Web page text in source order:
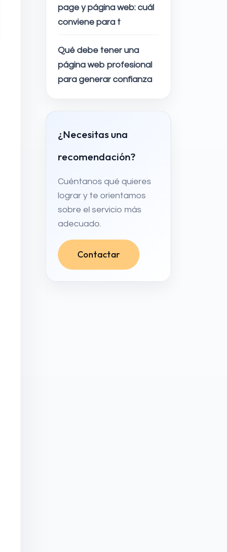
page y página web: cuál
conviene para t
Qué debe tener una
página web profesional
para generar confianza
¿Necesitas una
recomendación?
Cuéntanos qué quieres
lograr y te orientamos
sobre el servicio más
adecuado.
Contactar